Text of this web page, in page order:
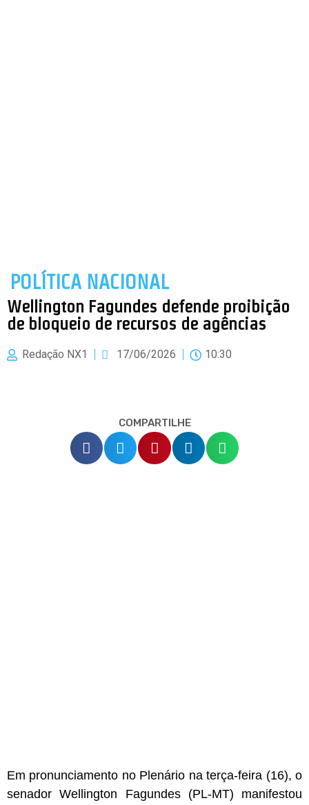
POLÍTICA NACIONAL
Wellington Fagundes defende proibição
de bloqueio de recursos de agências
Redação NX1 17/06/2026 10:30
COMPARTILHE
Em pronunciamento no Plenário na terça-feira (16), o
senador Wellington Fagundes (PL-MT) manifestou